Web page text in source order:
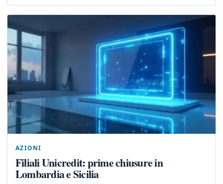
AZIONI
Filiali Unicredit: prime chiusure in
Lombardia e Sicilia